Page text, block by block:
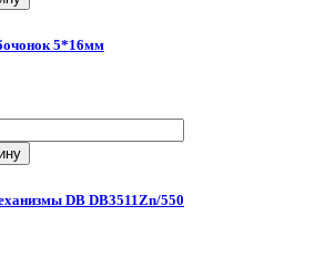
5*16мм
DB DB3511Zn/550